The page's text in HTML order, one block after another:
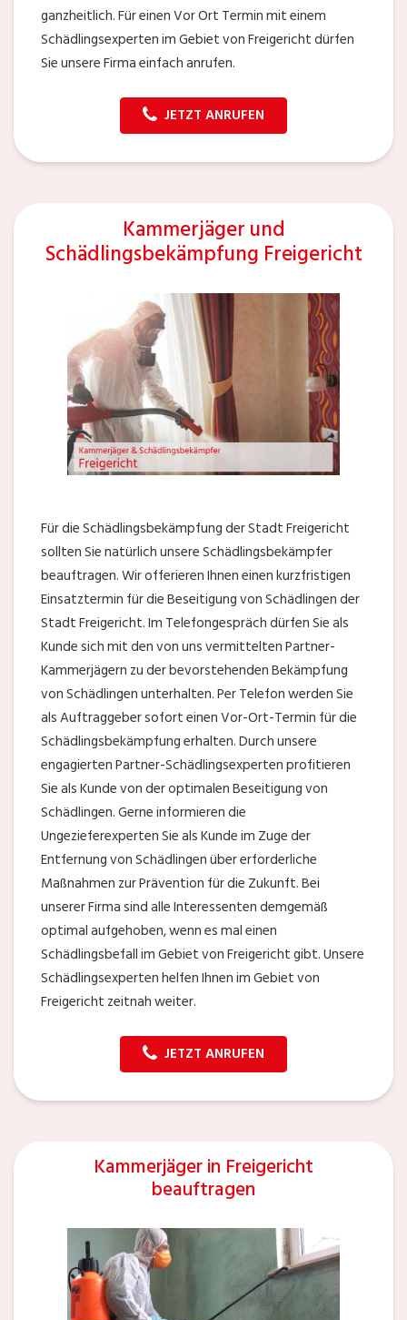
ganzheitlich. Für einen Vor Ort Termin mit einem
Schädlingsexperten im Gebiet von Freigericht dürfen
Sie unsere Firma einfach anrufen.
JETZT ANRUFEN
Kammerjäger und
Schädlingsbekämpfung Freigericht
Für die Schädlingsbekämpfung der Stadt Freigericht
sollten Sie natürlich unsere Schädlingsbekämpfer
beauftragen. Wir offerieren Ihnen einen kurzfristigen
Einsatztermin für die Beseitigung von Schädlingen der
Stadt Freigericht. Im Telefongespräch dürfen Sie als
Kunde sich mit den von uns vermittelten Partner-
Kammerjägern zu der bevorstehenden Bekämpfung
von Schädlingen unterhalten. Per Telefon werden Sie
als Auftraggeber sofort einen Vor-Ort-Termin für die
Schädlingsbekämpfung erhalten. Durch unsere
engagierten Partner-Schädlingsexperten profitieren
Sie als Kunde von der optimalen Beseitigung von
Schädlingen. Gerne informieren die
Ungezieferexperten Sie als Kunde im Zuge der
Entfernung von Schädlingen über erforderliche
Maßnahmen zur Prävention für die Zukunft. Bei
unserer Firma sind alle Interessenten demgemäß
optimal aufgehoben, wenn es mal einen
Schädlingsbefall im Gebiet von Freigericht gibt. Unsere
Schädlingsexperten helfen Ihnen im Gebiet von
Freigericht zeitnah weiter.
JETZT ANRUFEN
Kammerjäger in Freigericht
beauftragen